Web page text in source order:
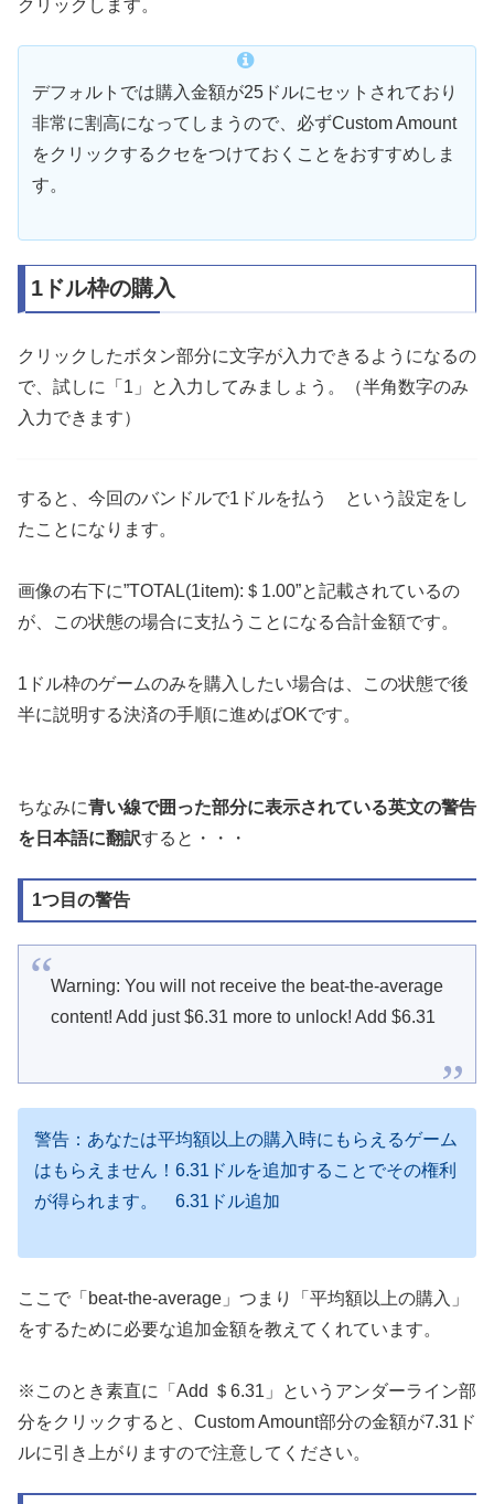
クリックします。
デフォルトでは購入金額が25ドルにセットされており
非常に割高になってしまうので、必ずCustom Amount
をクリックするクセをつけておくことをおすすめしま
す。
1ドル枠の購入
クリックしたボタン部分に文字が入力できるようになるの
で、試しに「1」と入力してみましょう。（半角数字のみ
入力できます）
すると、今回のバンドルで1ドルを払う という設定をし
たことになります。
画像の右下に”TOTAL(1item):＄1.00”と記載されているの
が、この状態の場合に支払うことになる合計金額です。
1ドル枠のゲームのみを購入したい場合は、この状態で後
半に説明する決済の手順に進めばOKです。
ちなみに青い線で囲った部分に表示されている英文の警告
を日本語に翻訳すると・・・
1つ目の警告
Warning: You will not receive the beat-the-average
content! Add just $6.31 more to unlock! Add $6.31
警告：あなたは平均額以上の購入時にもらえるゲーム
はもらえません！6.31ドルを追加することでその権利
が得られます。 6.31ドル追加
ここで「beat-the-average」つまり「平均額以上の購入」
をするために必要な追加金額を教えてくれています。
※このとき素直に「Add ＄6.31」というアンダーライン部
分をクリックすると、Custom Amount部分の金額が7.31ド
ルに引き上がりますので注意してください。